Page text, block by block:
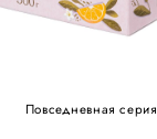
Повседневная серия